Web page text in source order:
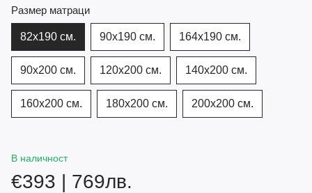
Размер матраци
82х190 см. 90х190 см. 164x190 см.
90x200 см. 120х200 см. 140х200 см.
160х200 см. 180х200 см. 200х200 см.
В наличност
€393 | 769лв.